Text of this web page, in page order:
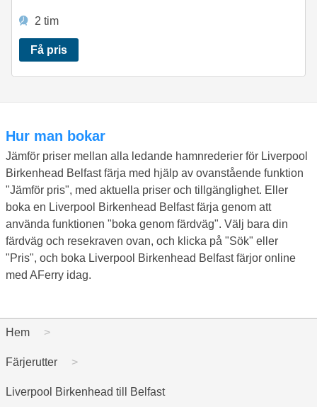
2 tim
Få pris
Hur man bokar
Jämför priser mellan alla ledande hamnrederier för Liverpool
Birkenhead Belfast färja med hjälp av ovanstående funktion
"Jämför pris", med aktuella priser och tillgänglighet. Eller
boka en Liverpool Birkenhead Belfast färja genom att
använda funktionen "boka genom färdväg". Välj bara din
färdväg och resekraven ovan, och klicka på "Sök" eller
"Pris", och boka Liverpool Birkenhead Belfast färjor online
med AFerry idag.
Hem
Färjerutter
Liverpool Birkenhead till Belfast